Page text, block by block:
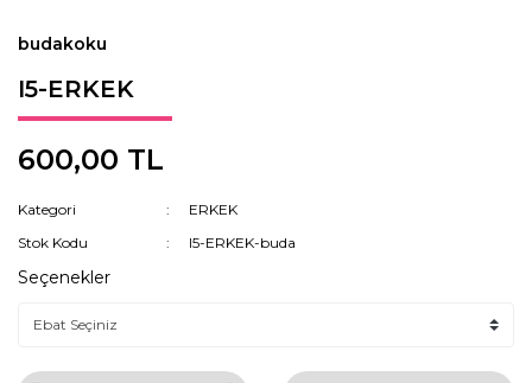
budakoku
I5-ERKEK
600,00 TL
Kategori
ERKEK
Stok Kodu
I5-ERKEK-buda
Seçenekler